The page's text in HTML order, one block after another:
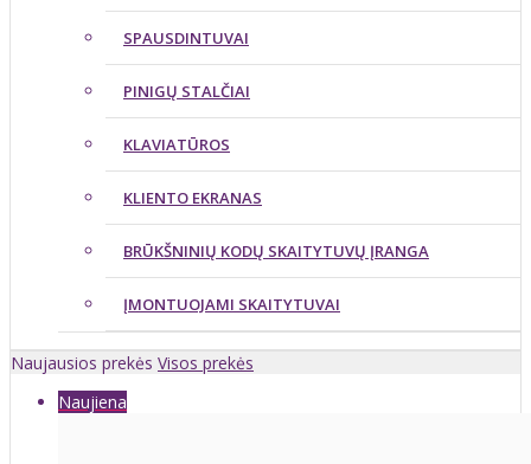
SPAUSDINTUVAI
PINIGŲ STALČIAI
KLAVIATŪROS
KLIENTO EKRANAS
BRŪKŠNINIŲ KODŲ SKAITYTUVŲ ĮRANGA
ĮMONTUOJAMI SKAITYTUVAI
Naujausios prekės Visos prekės
Naujiena